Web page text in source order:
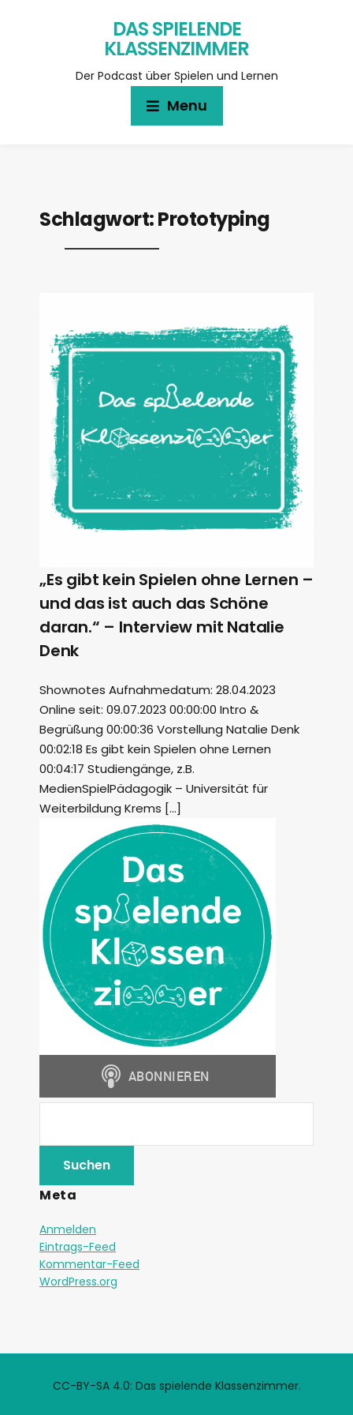
DAS SPIELENDE
KLASSENZIMMER
Der Podcast über Spielen und Lernen
Menu
Schlagwort:Prototyping
„Es gibt kein Spielen ohne Lernen –
und das ist auch das Schöne
daran.“ – Interview mit Natalie
Denk
Shownotes Aufnahmedatum: 28.04.2023
Online seit: 09.07.2023 00:00:00 Intro &
Begrüßung 00:00:36 Vorstellung Natalie Denk
00:02:18 Es gibt kein Spielen ohne Lernen
00:04:17 Studiengänge, z.B.
MedienSpielPädagogik – Universität für
Weiterbildung Krems […]
Meta
Anmelden
Eintrags-Feed
Kommentar-Feed
WordPress.org
CC-BY-SA 4.0: Das spielende Klassenzimmer.